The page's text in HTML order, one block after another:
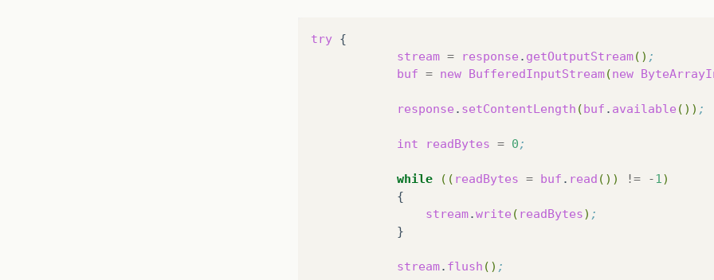
try
stream = response . getOutputStream() ;
buf = new BufferedInputStream(new
response . setContentLength (buf . available ()) ;
int readBytes = 0;
while (( readBytes = buf . read ()) != -1 )
stream.write ( readBytes) ;
stream. flush () ;